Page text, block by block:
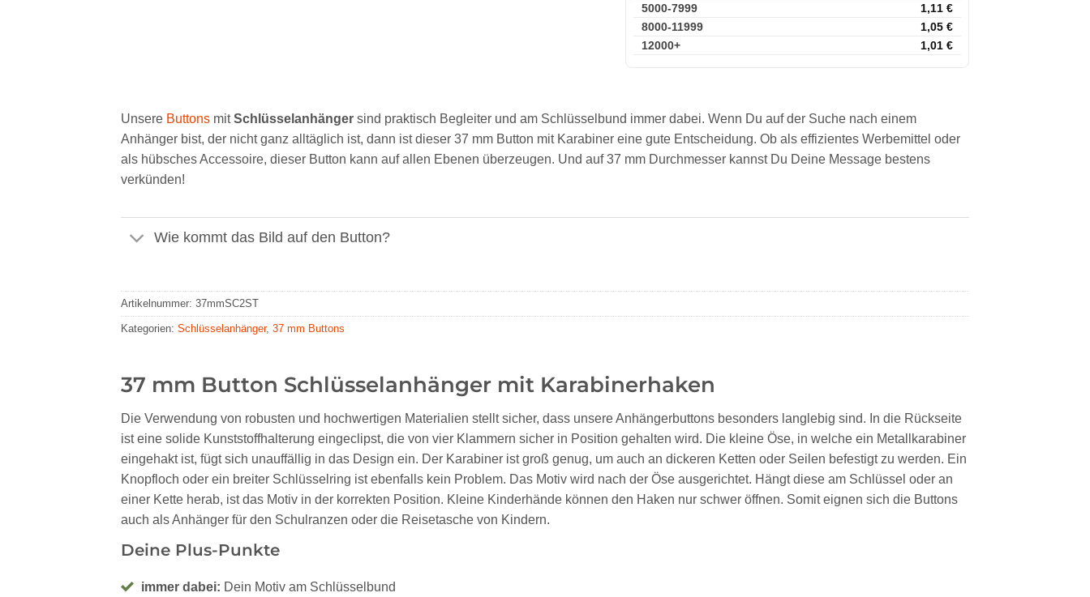
5000-7999
1,11 €
8000-11999
1,05 €
12000+
1,01 €
Unsere Buttons mitSchlüsselanhänger sind praktisch Begleiter und am Schlüsselbund immer dabei. Wenn Du auf der Suche nach einem
Anhänger bist, der nicht ganz alltäglich ist, dann ist dieser 37 mm Button mit Karabiner eine gute Entscheidung. Ob als effizientes Werbemittel oder
als hübsches Accessoire, dieser Button kann auf allen Ebenen überzeugen. Und auf 37 mm Durchmesser kannst Du Deine Message bestens
verkünden!
Wie kommt das Bild auf den Button?
Artikelnummer:37mmSC2ST
Kategorien:Schlüsselanhänger,37 mm Buttons
37 mm Button Schlüsselanhänger mit Karabinerhaken
Die Verwendung von robusten und hochwertigen Materialien stellt sicher, dass unsere Anhängerbuttons besonders langlebig sind. In die Rückseite
ist eine solide Kunststoffhalterung eingeclipst, die von vier Klammern sicher in Position gehalten wird. Die kleine Öse, in welche ein Metallkarabiner
eingehakt ist, fügt sich unauffällig in das Design ein. Der Karabiner ist groß genug, um auch an dickeren Ketten oder Seilen befestigt zu werden. Ein
Knopfloch oder ein breiter Schlüsselring ist ebenfalls kein Problem. Das Motiv wird nach der Öse ausgerichtet. Hängt diese am Schlüssel oder an
einer Kette herab, ist das Motiv in der korrekten Position. Kleine Kinderhände können den Haken nur schwer öffnen. Somit eignen sich die Buttons
auch als Anhänger für den Schulranzen oder die Reisetasche von Kindern.
Deine Plus-Punkte
immer dabei: Dein Motiv am Schlüsselbund